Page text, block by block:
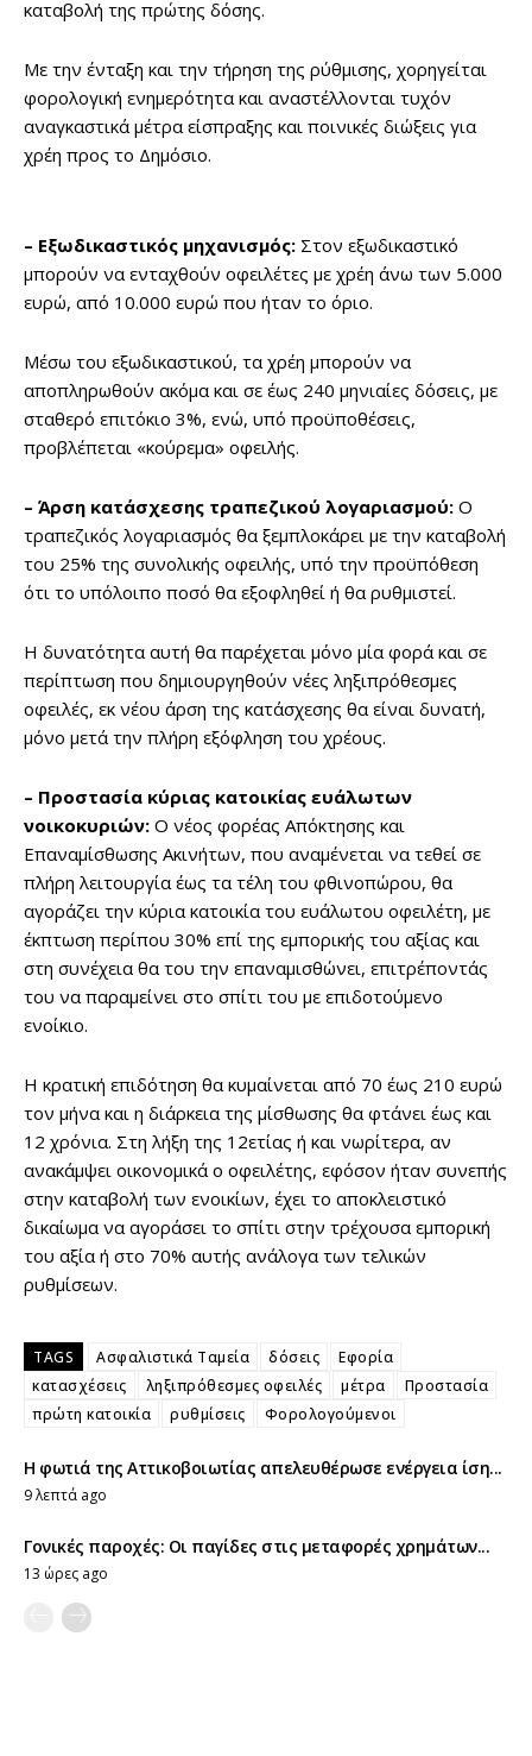
καταβολή της πρώτης δόσης.
Με την ένταξη και την τήρηση της ρύθμισης, χορηγείται
φορολογική ενημερότητα και αναστέλλονται τυχόν
αναγκαστικά μέτρα είσπραξης και ποινικές διώξεις για
χρέη προς το Δημόσιο.
– Εξωδικαστικός μηχανισμός: Στον εξωδικαστικό
μπορούν να ενταχθούν οφειλέτες με χρέη άνω των 5.000
ευρώ, από 10.000 ευρώ που ήταν το όριο.
Μέσω του εξωδικαστικού, τα χρέη μπορούν να
αποπληρωθούν ακόμα και σε έως 240 μηνιαίες δόσεις, με
σταθερό επιτόκιο 3%, ενώ, υπό προϋποθέσεις,
προβλέπεται «κούρεμα» οφειλής.
– Άρση κατάσχεσης τραπεζικού λογαριασμού: Ο
τραπεζικός λογαριασμός θα ξεμπλοκάρει με την καταβολή
του 25% της συνολικής οφειλής, υπό την προϋπόθεση
ότι το υπόλοιπο ποσό θα εξοφληθεί ή θα ρυθμιστεί.
Η δυνατότητα αυτή θα παρέχεται μόνο μία φορά και σε
περίπτωση που δημιουργηθούν νέες ληξιπρόθεσμες
οφειλές, εκ νέου άρση της κατάσχεσης θα είναι δυνατή,
μόνο μετά την πλήρη εξόφληση του χρέους.
– Προστασία κύριας κατοικίας ευάλωτων
νοικοκυριών: Ο νέος φορέας Απόκτησης και
Επαναμίσθωσης Ακινήτων, που αναμένεται να τεθεί σε
πλήρη λειτουργία έως τα τέλη του φθινοπώρου, θα
αγοράζει την κύρια κατοικία του ευάλωτου οφειλέτη, με
έκπτωση περίπου 30% επί της εμπορικής του αξίας και
στη συνέχεια θα του την επαναμισθώνει, επιτρέποντάς
του να παραμείνει στο σπίτι του με επιδοτούμενο
ενοίκιο.
Η κρατική επιδότηση θα κυμαίνεται από 70 έως 210 ευρώ
τον μήνα και η διάρκεια της μίσθωσης θα φτάνει έως και
12 χρόνια. Στη λήξη της 12ετίας ή και νωρίτερα, αν
ανακάμψει οικονομικά ο οφειλέτης, εφόσον ήταν συνεπής
στην καταβολή των ενοικίων, έχει το αποκλειστικό
δικαίωμα να αγοράσει το σπίτι στην τρέχουσα εμπορική
του αξία ή στο 70% αυτής ανάλογα των τελικών
ρυθμίσεων.
TAGS Ασφαλιστικά Ταμεία δόσεις
Εφορία
κατασχέσεις
ληξιπρόθεσμες οφειλές μέτρα
Προστασία
πρώτη κατοικία
ρυθμίσεις Φορολογούμενοι
Η φωτιά της Αττικοβοιωτίας απελευθέρωσε ενέργεια ίση...
9 λεπτά ago
Γονικές παροχές: Οι παγίδες στις μεταφορές χρημάτων...
13 ώρες ago